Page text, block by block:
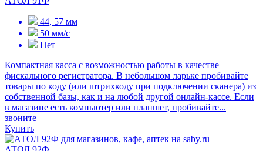
44, 57 мм
50 мм/с
Нет
Компактная касса с возможностью работы в качестве
фискального регистратора. В небольшом ларьке пробивайте
товары по коду (или штрихкоду при подключении сканера) из
собственной базы, как и на любой другой онлайн-кассе. Если
в магазине есть компьютер или планшет, пробивайте...
звоните
Купить